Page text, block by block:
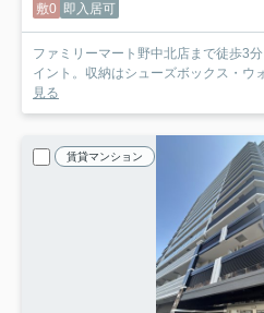
敷0 即入居可
ファミリーマート野中北店まで徒歩3
イント。収納はシューズボックス・ウ
見る
賃貸マンション